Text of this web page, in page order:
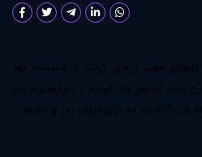
خوب زیادی کردند و شایسته بود
شود اما هر چه کردیم ، نتوانستیم نام
را در کنار نام دختر 11 ساله ای بگذاریم که برای درمان پدر و مادرش ،